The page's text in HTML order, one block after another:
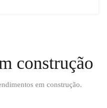
construção
em construção.